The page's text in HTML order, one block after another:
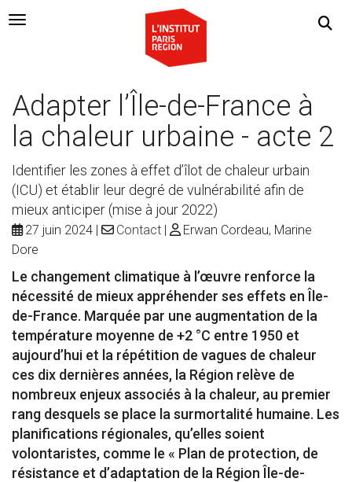
Navigation Toggle
Adapter l’Île-de-France à
la chaleur urbaine - acte 2
Identifier les zones à effet d’îlot de chaleur urbain
(ICU) et établir leur degré de vulnérabilité afin de
mieux anticiper (mise à jour 2022)
27 juin 2024 Contact
Erwan Cordeau, Marine
Dore
Le changement climatique à l’œuvre renforce la
nécessité de mieux appréhender ses effets en Île-
de-France. Marquée par une augmentation de la
température moyenne de +2 °C entre 1950 et
aujourd’hui et la répétition de vagues de chaleur
ces dix dernières années, la Région relève de
nombreux enjeux associés à la chaleur, au premier
rang desquels se place la surmortalité humaine. Les
planifications régionales, qu’elles soient
volontaristes, comme le « Plan de protection, de
résistance et d’adaptation de la Région Île-de-